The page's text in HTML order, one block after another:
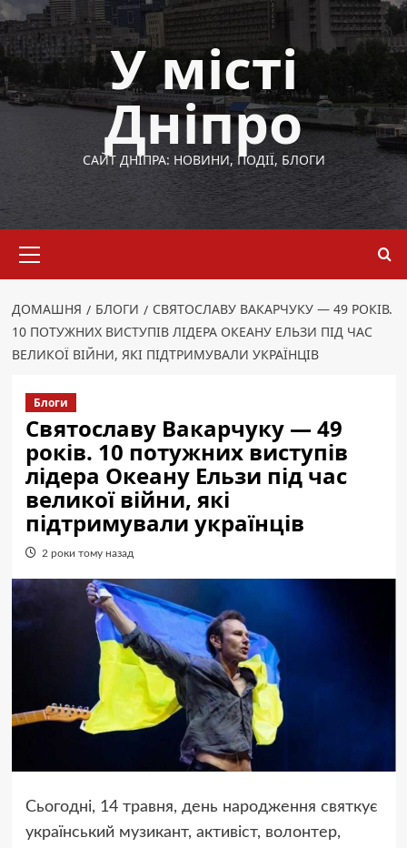
Перейти
до
вмісту
У місті
Дніпро
САЙТ ДНІПРА: НОВИНИ, ПОДІЇ, БЛОГИ
меню
ДОМАШНЯ БЛОГИ
СВЯТОСЛАВУ ВАКАРЧУКУ — 49 РОКІВ.
10 ПОТУЖНИХ ВИСТУПІВ ЛІДЕРА ОКЕАНУ ЕЛЬЗИ ПІД ЧАС
ВЕЛИКОЇ ВІЙНИ, ЯКІ ПІДТРИМУВАЛИ УКРАЇНЦІВ
Блоги
Святославу Вакарчуку — 49
років. 10 потужних виступів
лідера Океану Ельзи під час
великої війни, які
підтримували українців
2 роки тому назад
Сьогодні, 14 травня, день народження святкує
український музикант, активіст, волонтер,